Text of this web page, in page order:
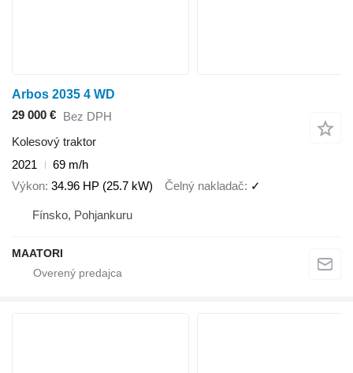
Arbos 2035 4 WD
29 000 € Bez DPH
Kolesový traktor
2021
69 m/h
Výkon 34.96 HP (25.7 kW) Čelný nakladač ✓
Fínsko, Pohjankuru
MAATORI